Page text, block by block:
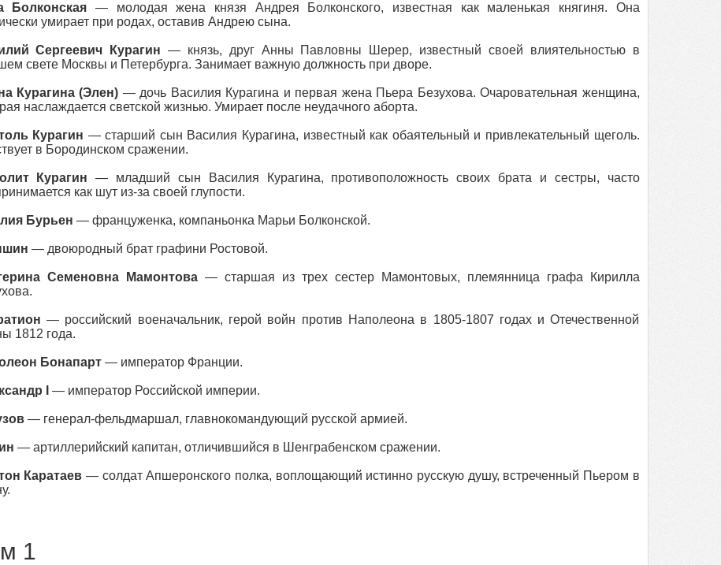
Болконская — молодая жена князя Андрея Болконского, известная как маленькая княгиня. Она
умирает при родах, оставив Андрею сына.
Сергеевич Курагин — князь, друг Анны Павловны Шерер, известный своей влиятельностью в
свете Москвы и Петербурга. Занимает важную должность при дворе.
Курагина (Элен) — дочь Василия Курагина и первая жена Пьера Безухова. Очаровательная женщина,
наслаждается светской жизнью. Умирает после неудачного аборта.
Курагин — старший сын Василия Курагина, известный как обаятельный и привлекательный щеголь.
в Бородинском сражении.
Курагин — младший сын Василия Курагина, противоположность своих брата и сестры, часто
как шут из-за своей глупости.
Бурьен — француженка, компаньонка Марьи Болконской.
— двоюродный брат графини Ростовой.
Семеновна Мамонтова— старшая из трех сестер Мамонтовых, племянница графа Кирилла
— российский военачальник, герой войн против Наполеона в 1805-1807 годах и Отечественной
1812 года.
Бонапарт— император Франции.
I — император Российской империи.
— генерал-фельдмаршал, главнокомандующий русской армией.
— артиллерийский капитан, отличившийся в Шенграбенском сражении.
Каратаев — солдат Апшеронского полка, воплощающий истинно русскую душу, встреченный Пьером в
1